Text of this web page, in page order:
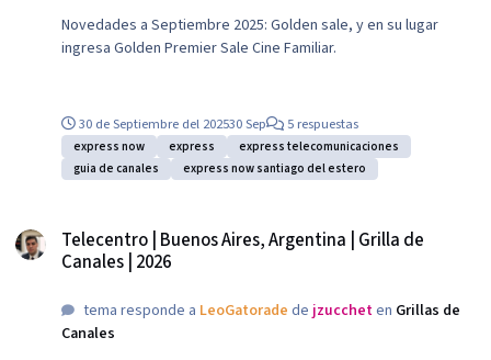
Novedades a Septiembre 2025: Golden sale, y en su lugar
ingresa Golden Premier Sale Cine Familiar.
30 de Septiembre del 202530 Sep 5 respuestas
express now express
express telecomunicaciones
guia de canales
express now santiago del estero
Telecentro | Buenos Aires, Argentina | Grilla de
Canales | 2026
tema responde a LeoGatorade dejzuccheten Grillas de
Canales